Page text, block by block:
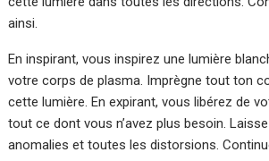
ainsi.
En inspirant, vous inspirez une lumière
votre corps de plasma. Imprègne tout ton
cette lumière. En expirant, vous libérez de
tout ce dont vous n’avez plus besoin.
anomalies et toutes les distorsions.